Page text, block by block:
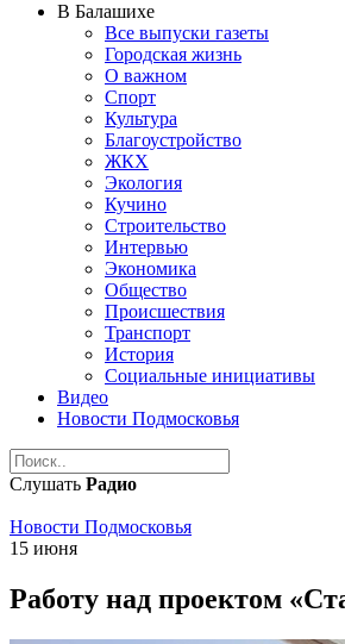
В Балашихе
Все выпуски газеты
Городская жизнь
О важном
Спорт
Культура
Благоустройство
ЖКХ
Экология
Кучино
Строительство
Интервью
Экономика
Общество
Происшествия
Транспорт
История
Социальные инициативы
Видео
Новости Подмосковья
Слушать Радио
Новости Подмосковья
15 июня
Работу над проектом